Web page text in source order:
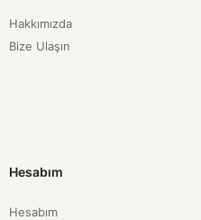
Hakkımızda
Bize Ulaşın
Hesabım
Hesabım